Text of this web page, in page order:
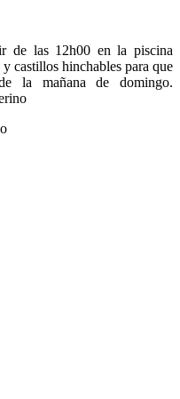
de las 12h00 en la piscina
castillos hinchables para que
la mañana de domingo.